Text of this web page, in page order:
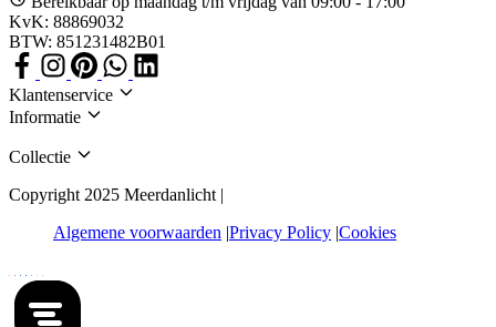
KvK: 88869032
BTW: 851231482B01
Klantenservice
Informatie
Collectie
Copyright 2025 Meerdanlicht |
Algemene voorwaarden Privacy Policy Cookies